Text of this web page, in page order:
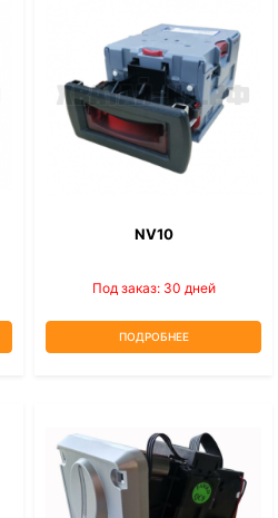
NV10
Под заказ: 30 дней
ПОДРОБНЕЕ